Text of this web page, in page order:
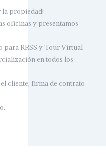
la propiedad!
oficinas y presentamos
para RRSS y Tour Virtual
en todos los
cliente, firma de contrato